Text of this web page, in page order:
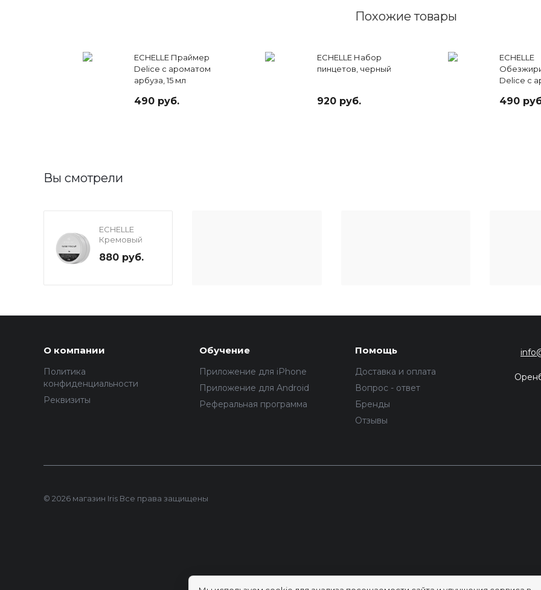
Похожие товары
ECHELLE Праймер
Delice с ароматом
арбуза, 15 мл
490 руб.
ECHELLE Набор
пинцетов, черный
920 руб.
ECHELLE
Delice с
490
Вы смотрели
ECHELLE
Кремовый
Professional
880 руб.
О компании
Политика
конфиденциальности
Реквизиты
Обучение
Приложение для iPhone
Приложение для Android
Реферальная программа
Помощь
Доставка и оплата
Вопрос - ответ
Бренды
Отзывы
© 2026 магазин Iris Все права защищены